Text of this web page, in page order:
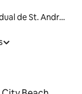
Parque Estadual de St. Andrews